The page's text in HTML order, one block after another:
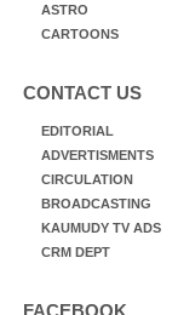
ASTRO
CARTOONS
CONTACT US
EDITORIAL
ADVERTISMENTS
CIRCULATION
BROADCASTING
KAUMUDY TV ADS
CRM DEPT
FACEBOOK